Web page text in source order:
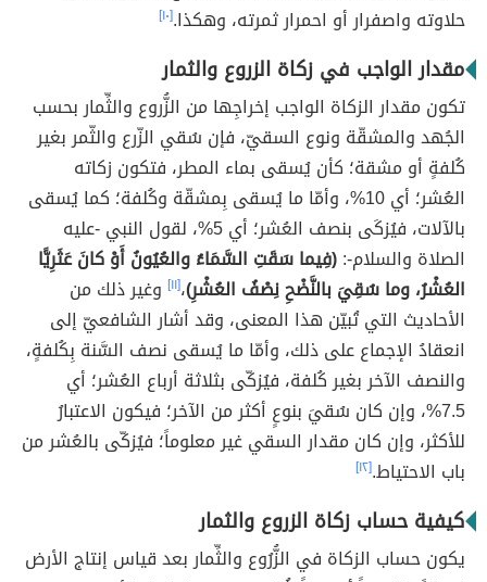
حلاوته واصفرار أو احمرار ثمرته، وهكذا.[١٠]
مقدار الواجب في زكاة الزروع والثمار
تكون مقدار الزكاة الواجب إخراجِها من الزُّروع والثِّمار بحسب
الجُهد والمشقّة ونوع السقيّ، فإن سُقي الزّرع والثّمر بغير
كُلفةٍ أو مشقة؛ كأن يُسقى بماء المطر، فتكون زكاته
العُشر؛ أي 10%، وأمّا ما يُسقى بِمشقّة وكُلفة؛ كما يُسقى
بالآلات، فيُزكَى بنصف العُشر؛ أي 5%، لقول النبي -عليه
الصلاة والسلام-:(فِيما سَقَتِ السَّمَاءُ والعُيُونُ أَوْ كانَ عَثَرِيًّا
العُشْرُ، وما سُقِيَ بالنَّضْحِ نِصْفُ العُشْرِ)،[١١]
وغير ذلك من
الأحاديث التي تُبيّن هذا المعنى، وقد أشار الشافعيّ إلى
انعقادُ الإجماع على ذلك، وأمّا ما يُسقى نصف السَّنة بِكُلفةٍ،
والنصف الآخر بغير كُلفة، فيُزكّى بثلاثة أرباع العُشر؛ أي
7.5%، وإن كان سُقيَ بنوعٍ أكثر من الآخر؛ فيكون الاعتبارُ
للأكثر، وإن كان مقدار السقي غير معلوماً؛ فيُزكّى بالعُشر من
باب الاحتياط.[١٢]
كيفية حساب زكاة الزروع والثمار
يكون حساب الزكاة في الزُّرُوع والثِّمار بعد قياس إنتاج الأرض